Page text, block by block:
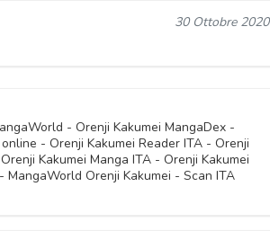
30 Ottobre 2020
- Orenji Kakumei MangaDex -
- Orenji Kakumei Reader ITA - Orenji
Kakumei Manga ITA - Orenji Kakumei
MangaWorld Orenji Kakumei - Scan ITA